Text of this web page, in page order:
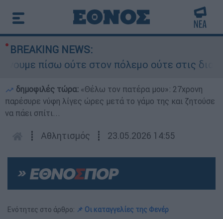
BREAKING NEWS:
πίσω ούτε στον πόλεμο ούτε στις
δημοφιλές τώρα: «Θέλω τον πατέρα μου»: 27χρονη
παρέσυρε νύφη λίγες ώρες μετά το γάμο της και ζητούσε
να πάει σπίτι...
┋ Αθλητισμός ┋ 23.05.2026 14:55
Ενότητες στο άρθρο: 📌 Οι καταγγελίες της Φενέρ